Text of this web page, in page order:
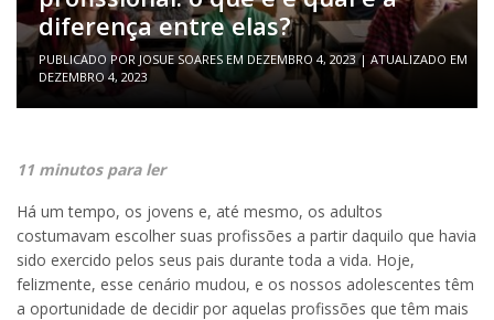
diferença entre elas?
PUBLICADO POR JOSUE SOARES EM DEZEMBRO 4, 2023 | ATUALIZADO EM
DEZEMBRO 4, 2023
11 minutos para ler
Há um tempo, os jovens e, até mesmo, os adultos
costumavam escolher suas profissões a partir daquilo que havia
sido exercido pelos seus pais durante toda a vida. Hoje,
felizmente, esse cenário mudou, e os nossos adolescentes têm
a oportunidade de decidir por aquelas profissões que têm mais